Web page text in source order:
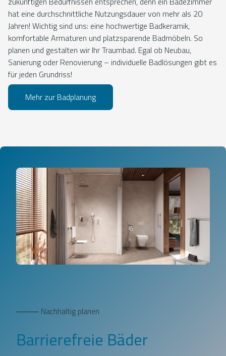
hat eine durchschnittliche Nutzungsdauer von mehr als 20
Jahren! Wichtig sind uns: eine hochwertige Badkeramik,
komfortable Armaturen und platzsparende Badmöbeln. So
planen und gestalten wir Ihr Traumbad. Egal ob Neubau,
Sanierung oder Renovierung – individuelle Badlösungen gibt es
für jeden Grundriss!
Mehr zur Badplanung
⸻ Nachhaltig planen
Barrierefreie Bäder